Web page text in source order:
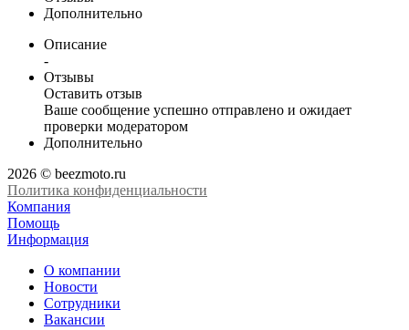
Дополнительно
Описание
-
Отзывы
Оставить отзыв
Ваше сообщение успешно отправлено и ожидает
проверки модератором
Дополнительно
2026 © beezmoto.ru
Политика конфиденциальности
Компания
Помощь
Информация
О компании
Новости
Сотрудники
Вакансии